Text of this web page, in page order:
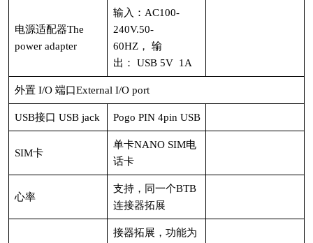
电源适配器The
power adapter
输入：AC100-
240V.50-
60HZ， 输
出： USB 5V 1A
外置 I/O 端口External I/O port
USB接口 USB jack Pogo PIN 4pin USB
SIM卡
单卡NANO SIM电
话卡
心率
支持，同一个BTB
连接器拓展
接器拓展，功能为